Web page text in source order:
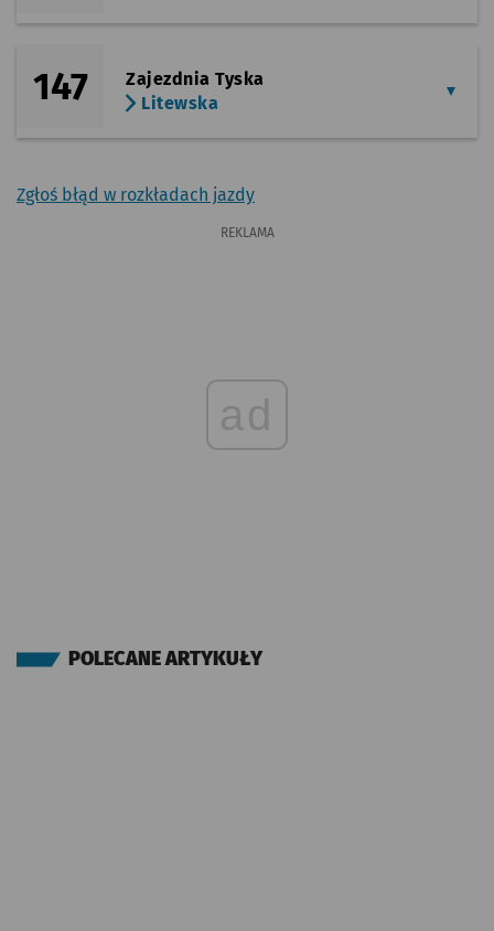
147
Zajezdnia Tyska
Litewska
Zgłoś błąd w rozkładach jazdy
REKLAMA
ad
POLECANE ARTYKUŁY